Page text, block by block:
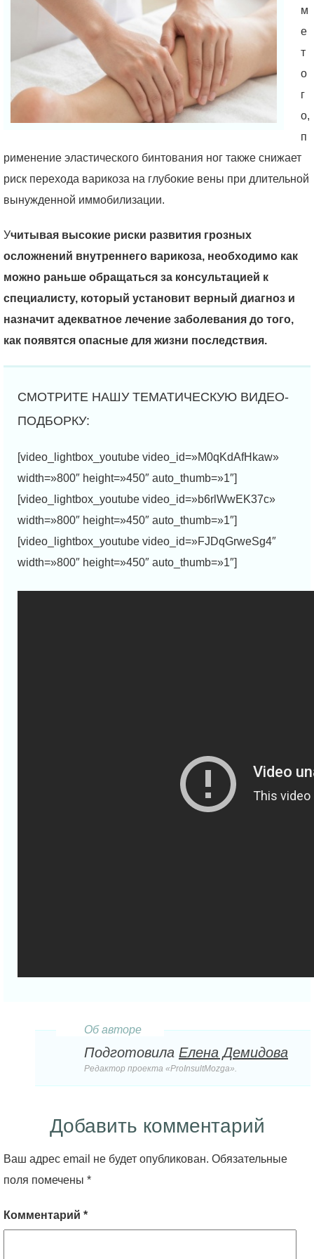
м
е
т
о
г
о,
п
рименение эластического бинтования ног также снижает
риск перехода варикоза на глубокие вены при длительной
вынужденной иммобилизации.
Учитывая высокие риски развития грозных
осложнений внутреннего варикоза, необходимо как
можно раньше обращаться за консультацией к
специалисту, который установит верный диагноз и
назначит адекватное лечение заболевания до того,
как появятся опасные для жизни последствия.
[video_lightbox_youtube video_id=»M0qKdAfHkaw»
width=»800″ height=»450″ auto_thumb=»1″]
[video_lightbox_youtube video_id=»b6rlWwEK37c»
width=»800″ height=»450″ auto_thumb=»1″]
[video_lightbox_youtube video_id=»FJDqGrweSg4″
width=»800″ height=»450″ auto_thumb=»1″]
Об авторе
Подготовила Елена Демидова
Редактор проекта «ProInsultMozga».
Добавить комментарий
Ваш адрес email не будет опубликован. Обязательные
поля помечены *
Комментарий *